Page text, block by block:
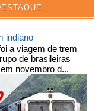
indiano
a viagem de trem
de brasileiras
novembro d...